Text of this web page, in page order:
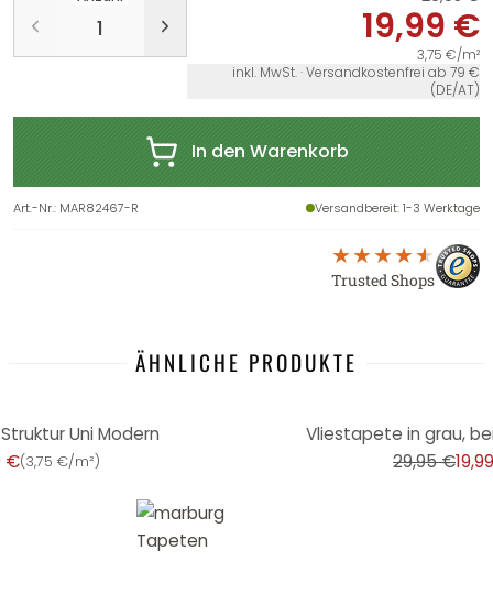
19,99 €
3,75 €/m²
inkl. MwSt. · Versandkostenfrei ab 79 €
(DE/AT)
In den Warenkorb
Art.-Nr.: MAR82467-R Versandbereit: 1-3 Werktage
Trusted Shops
ÄHNLICHE PRODUKTE
Uni Modern
€(3,75 €/m²)
Vliestapete in grau,
29,95 €